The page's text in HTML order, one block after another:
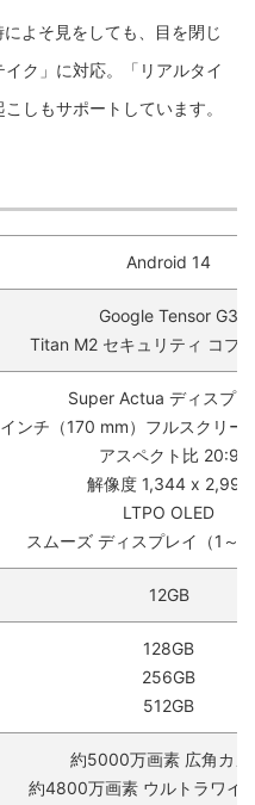
よそ見をしても、目を閉じ
ク」に対応。「リアルタイ
しもサポートしています。
Android 14
Google Tensor G3
Titan M2 セキュリティ コプ
Super Actua ディスプ
ンチ（170 mm）フルスクリー
アスペクト比 20:9
解像度 1,344 x 2,992
LTPO OLED
スムーズ ディスプレイ（1～
12GB
128GB
256GB
512GB
約5000万画素 広角カメ
約4800万画素 ウルトラワイ